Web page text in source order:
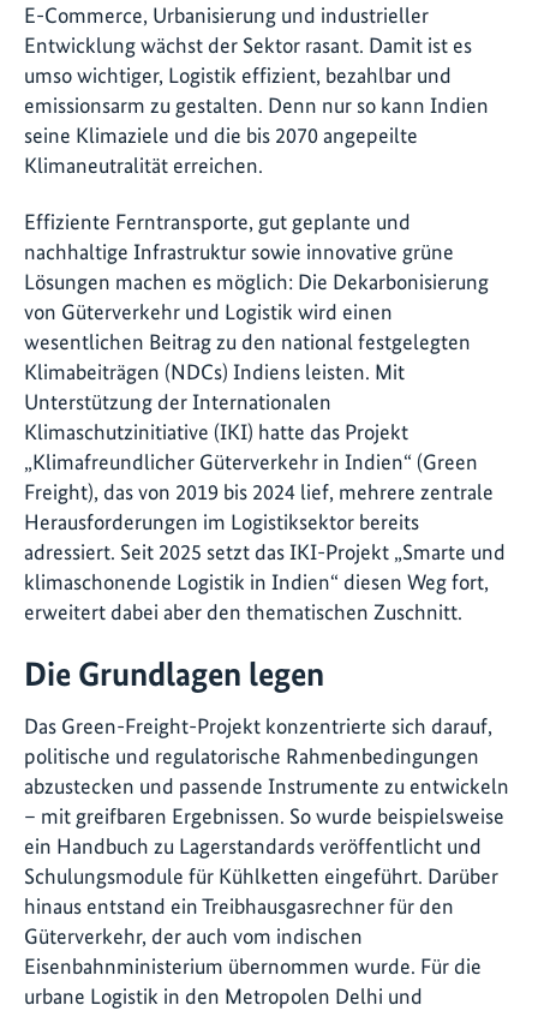
E-Commerce, Urbanisierung und industrieller
Entwicklung wächst der Sektor rasant. Damit ist es
umso wichtiger, Logistik effizient, bezahlbar und
emissionsarm zu gestalten. Denn nur so kann Indien
seine Klimaziele und die bis 2070 angepeilte
Klimaneutralität erreichen.
Effiziente Ferntransporte, gut geplante und
nachhaltige Infrastruktur sowie innovative grüne
Lösungen machen es möglich: Die Dekarbonisierung
von Güterverkehr und Logistik wird einen
wesentlichen Beitrag zu den national festgelegten
Klimabeiträgen (NDCs) Indiens leisten. Mit
Unterstützung der Internationalen
Klimaschutzinitiative (IKI) hatte das Projekt
„Klimafreundlicher Güterverkehr in Indien“ (Green
Freight), das von 2019 bis 2024 lief, mehrere zentrale
Herausforderungen im Logistiksektor bereits
adressiert. Seit 2025 setzt das IKI-Projekt „Smarte und
klimaschonende Logistik in Indien“ diesen Weg fort,
erweitert dabei aber den thematischen Zuschnitt.
Die Grundlagen legen
Das Green-Freight-Projekt konzentrierte sich darauf,
politische und regulatorische Rahmenbedingungen
abzustecken und passende Instrumente zu entwickeln
– mit greifbaren Ergebnissen. So wurde beispielsweise
ein Handbuch zu Lagerstandards veröffentlicht und
Schulungsmodule für Kühlketten eingeführt. Darüber
hinaus entstand ein Treibhausgasrechner für den
Güterverkehr, der auch vom indischen
Eisenbahnministerium übernommen wurde. Für die
urbane Logistik in den Metropolen Delhi und